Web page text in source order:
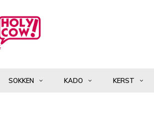
SOKKEN KADO KERST